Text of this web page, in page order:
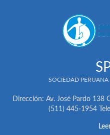
SOCIEDAD
Dirección: Av. José Pardo 138
(511) 445-1954